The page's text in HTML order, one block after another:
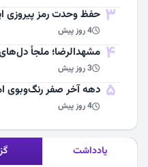
3 حفظ وحدت رمز پیروزی
4 روز پیش
4 مشهد‌الرضا؛ ملجأ
3 روز پیش
5 دهه آخر صفر رنگ‌وبوی
4 روز پیش
یادداشت